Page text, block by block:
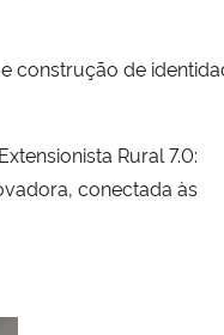
construção de
Rural 7.0:
conectada às